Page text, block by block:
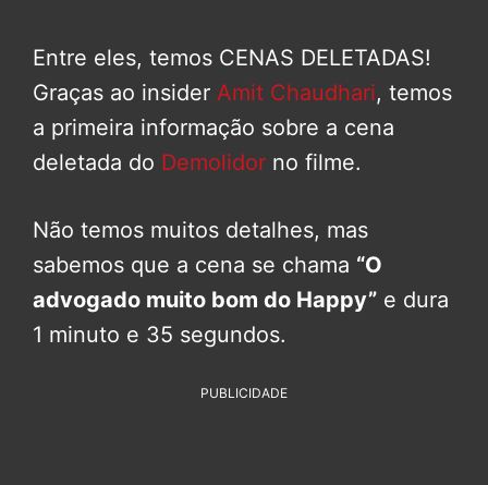
Entre eles, temos CENAS DELETADAS!
Graças ao insider Amit Chaudhari, temos
a primeira informação sobre a cena
deletada do Demolidor no filme.
Não temos muitos detalhes, mas
sabemos que a cena se chama “O
advogado muito bom do Happy” e dura
1 minuto e 35 segundos.
PUBLICIDADE